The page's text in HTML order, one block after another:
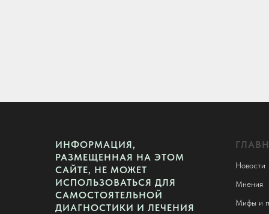
ИНФОРМАЦИЯ,
РАЗМЕЩЕННАЯ НА ЭТОМ
САЙТЕ, НЕ МОЖЕТ
ИСПОЛЬЗОВАТЬСЯ ДЛЯ
САМОСТОЯТЕЛЬНОЙ
ДИАГНОСТИКИ И ЛЕЧЕНИЯ
Новости
Мнения
Мифы и